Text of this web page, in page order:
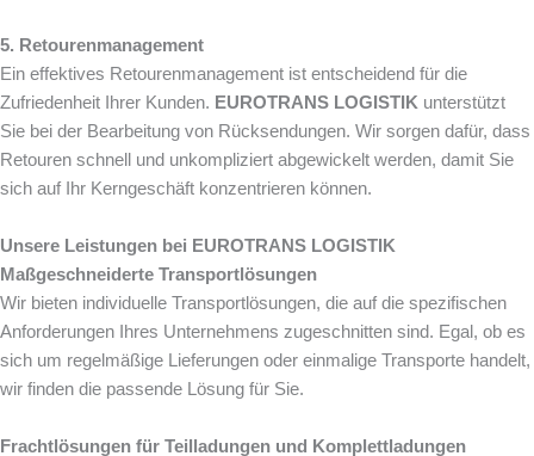
5. Retourenmanagement
Ein effektives Retourenmanagement ist entscheidend für die
Zufriedenheit Ihrer Kunden. EUROTRANS LOGISTIK unterstützt
Sie bei der Bearbeitung von Rücksendungen. Wir sorgen dafür, dass
Retouren schnell und unkompliziert abgewickelt werden, damit Sie
sich auf Ihr Kerngeschäft konzentrieren können.
Unsere Leistungen bei EUROTRANS LOGISTIK
Maßgeschneiderte Transportlösungen
Wir bieten individuelle Transportlösungen, die auf die spezifischen
Anforderungen Ihres Unternehmens zugeschnitten sind. Egal, ob es
sich um regelmäßige Lieferungen oder einmalige Transporte handelt,
wir finden die passende Lösung für Sie.
Frachtlösungen für Teilladungen und Komplettladungen